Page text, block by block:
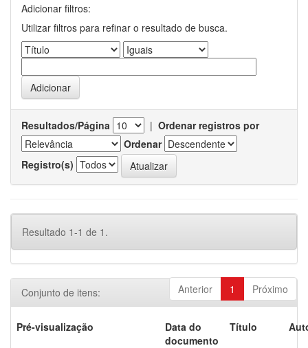
Adicionar filtros:
Utilizar filtros para refinar o resultado de busca.
Resultados/Página | Ordenar registros por
Ordenar
Registro(s)
Resultado 1-1 de 1.
Anterior 1 Próximo
Conjunto de itens:
Pré-visualização
Data do
documento
Título